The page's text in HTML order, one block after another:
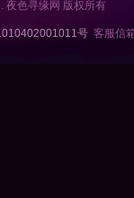
夜色寻缘网 版权所有
号 客服信